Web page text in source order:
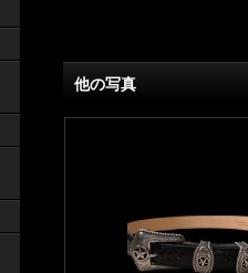
他の写真